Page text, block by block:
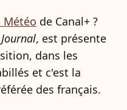
Météo de Canal+ ?
, est présente
dans les
et c'est la
des français.